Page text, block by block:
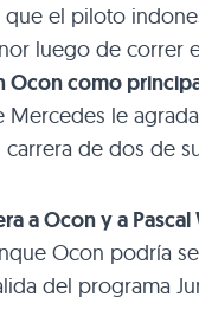
que el piloto
luego de correr
Ocon como
Mercedes le
de dos de
a Ocon y a
Ocon podría
del programa